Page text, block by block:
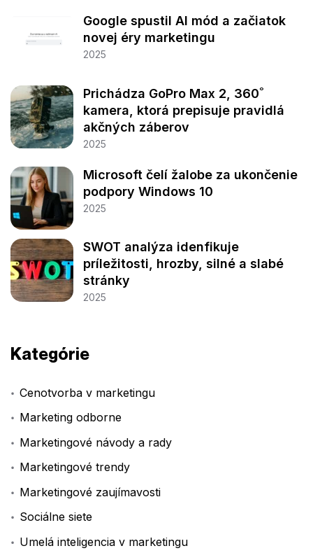
Google spustil AI mód a začiatok
novej éry marketingu
2025
Prichádza GoPro Max 2, 360˚
kamera, ktorá prepisuje pravidlá
akčných záberov
2025
Microsoft čelí žalobe za ukončenie
podpory Windows 10
2025
SWOT analýza idenfikuje
príležitosti, hrozby, silné a slabé
stránky
2025
Kategórie
Cenotvorba v marketingu
Marketing odborne
Marketingové návody a rady
Marketingové trendy
Marketingové zaujímavosti
Sociálne siete
Umelá inteligencia v marketingu